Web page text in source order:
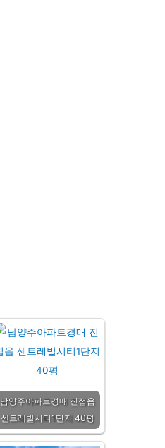
남양주아파트경매 진접읍
센트레빌시티1단지 40평